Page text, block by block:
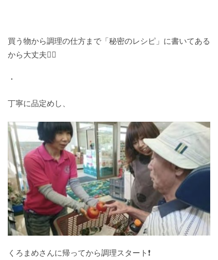
買う物から調理の仕方まで「秘密のレシピ」に書いてある
から大丈夫🙆‍♀️
・
丁寧に品定めし、
くろまめさんに帰ってから調理スタート❗️